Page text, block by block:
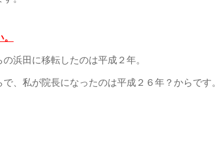
浜田に移転したのは平成２年。
、私が院長になったのは平成２６年？からです。